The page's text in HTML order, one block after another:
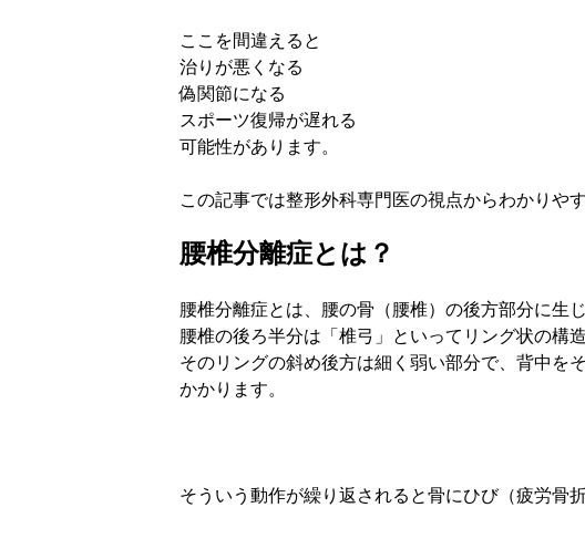
ここを間違えると
治りが悪くなる
偽関節になる
スポーツ復帰が遅れる
可能性があります。
この記事では整形外科専門医の視点からわかりや
腰椎分離症とは？
腰椎分離症とは、腰の骨（腰椎）の後方部分に生
腰椎の後ろ半分は「椎弓」といってリング状の構
そのリングの斜め後方は細く弱い部分で、背中を
かかります。
そういう動作が繰り返されると骨にひび（疲労骨